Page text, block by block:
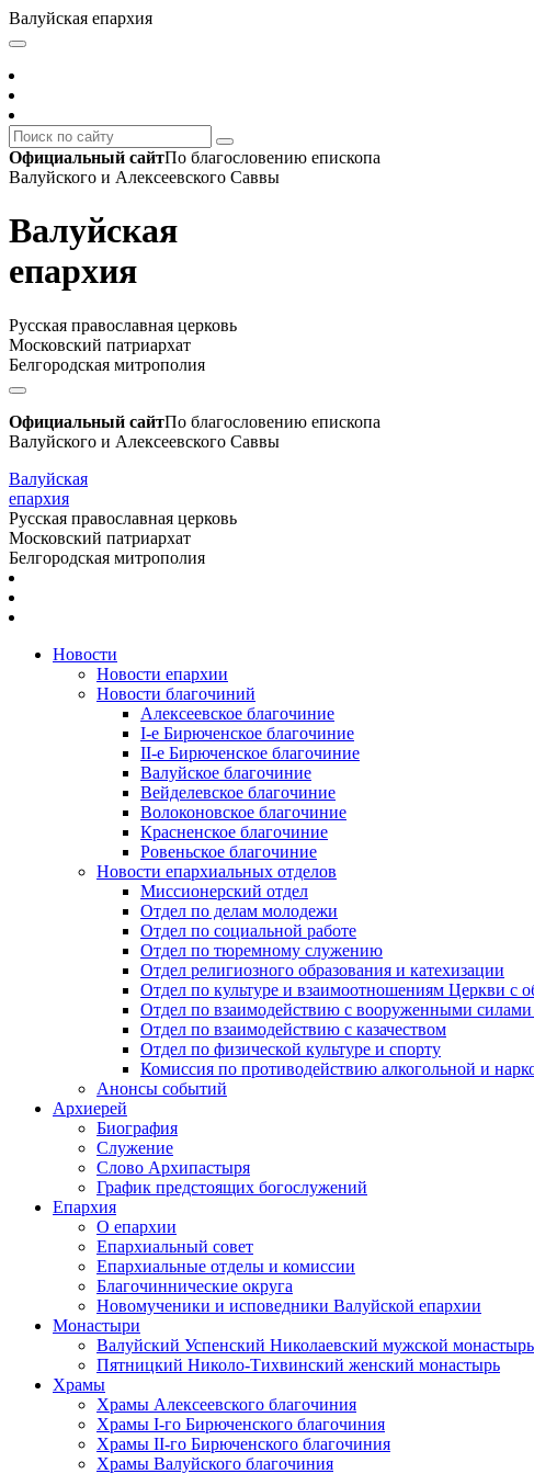
Валуйская епархия
Официальный сайтПо благословению епископа
Валуйского и Алексеевского Саввы
Валуйская
епархия
Русская православная церковь
Московский патриархат
Белгородская митрополия
Официальный сайтПо благословению епископа
Валуйского и Алексеевского Саввы
Валуйская
епархия
Русская православная церковь
Московский патриархат
Белгородская митрополия
Новости
Новости епархии
Новости благочиний
Алексеевское благочиние
I-е Бирюченское благочиние
II-е Бирюченское благочиние
Валуйское благочиние
Вейделевское благочиние
Волоконовское благочиние
Красненское благочиние
Ровеньское благочиние
Новости епархиальных отделов
Миссионерский отдел
Отдел по делам молодежи
Отдел по социальной работе
Отдел по тюремному служению
Отдел религиозного образования и катехизации
Отдел по культуре и взаимоотношениям Церкви
Отдел по взаимодействию с вооруженными
Отдел по взаимодействию с казачеством
Отдел по физической культуре и спорту
Комиссия по противодействию алкогольной и
Анонсы событий
Архиерей
Биография
Служение
Слово Архипастыря
График предстоящих богослужений
Епархия
О епархии
Епархиальный совет
Епархиальные отделы и комиссии
Благочиннические округа
Новомученики и исповедники Валуйской епархии
Монастыри
Валуйский Успенский Николаевский мужской монастырь
Пятницкий Николо-Тихвинский женский монастырь
Храмы
Храмы Алексеевского благочиния
Храмы I-го Бирюченского благочиния
Храмы II-го Бирюченского благочиния
Храмы Валуйского благочиния